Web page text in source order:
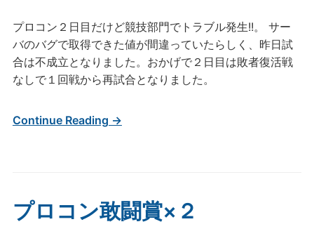
プロコン２日目だけど競技部門でトラブル発生!!。 サー
バのバグで取得できた値が間違っていたらしく、昨日試
合は不成立となりました。おかげで２日目は敗者復活戦
なしで１回戦から再試合となりました。
Continue Reading →
プロコン敢闘賞×２